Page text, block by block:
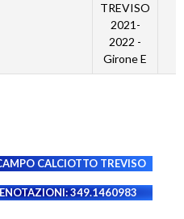
TREVISO
2021-
2022 -
Girone E
CALCIOTTO TREVISO
349.1460983